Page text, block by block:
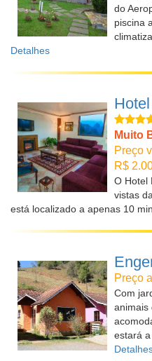
do
piscina
Detalhes
Muito
Preço
R$
O Hotel
vistas
está localizado a apenas 10
Preço
Com
animais
estará